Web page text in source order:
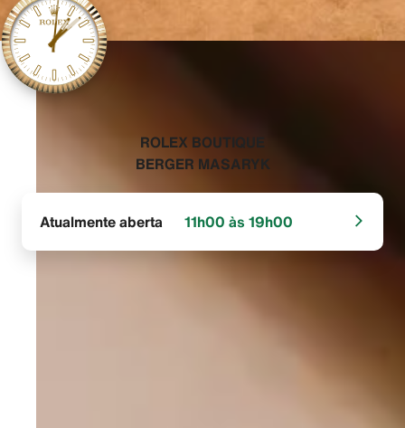
‭ROLEX BOUTIQUE
BERGER MASARYK‬
Atualmente aberta 11h00 às 19h00